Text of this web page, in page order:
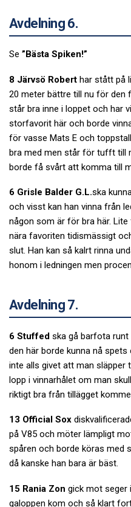
Avdelning 6.
Se ”Bästa Spiken!”
8 Järvsö Robert har stått på
20 meter bättre till nu för den
står bra inne i loppet och har
storfavorit här och borde
för vasse Mats E och
bra med men står för tufft till
borde få svårt att komma till
6 Grisle Balder G.L.ska
och visst kan han vinna från
någon som är för bra här.
nära favoriten tidismässigt
slut. Han kan så kalrt rinna
honom i ledningen men
Avdelning 7.
6 Stuffed ska gå barfota
den här borde kunna nå
inte alls givet att man släpper
lopp i vinnarhålet om man
riktigt bra från tillägget
13 Official Sox
på V85 och möter lämpligt
spåren och borde köras med
då kanske han bara är bäst.
15 Rania Zon gick mot seger
galoppen kom och så klart